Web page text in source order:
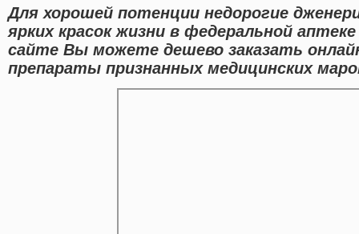
Для хорошей потенции недорогие
ярких красок жизни в федеральной
сайте Вы можете дешево заказать
препараты признанных медицинских